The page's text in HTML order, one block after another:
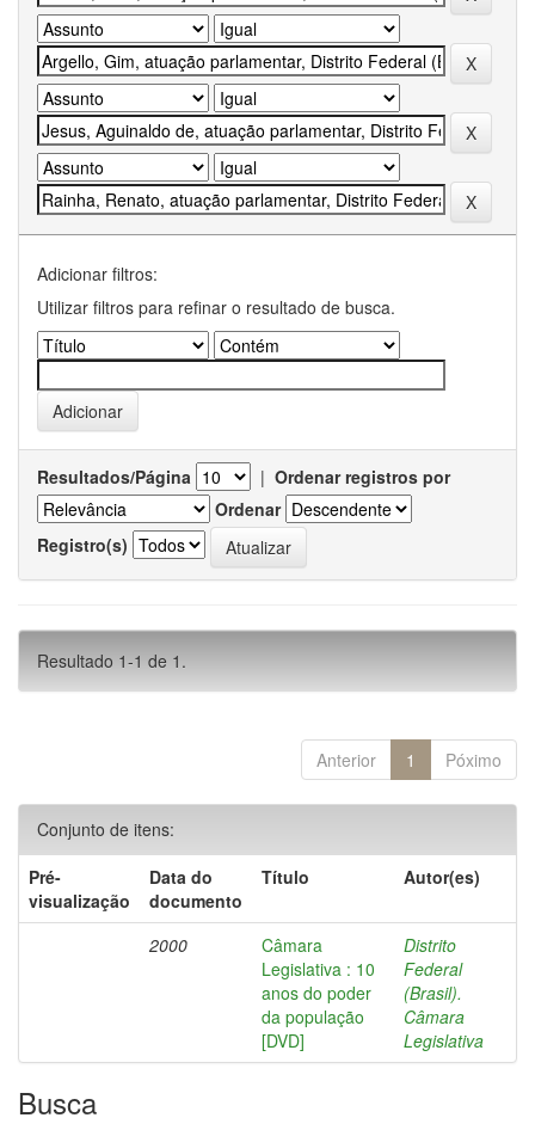
Adicionar filtros:
Utilizar filtros para refinar o resultado de busca.
Resultados/Página | Ordenar registros por
Ordenar
Registro(s)
Resultado 1-1 de 1.
Anterior 1 Póximo
Conjunto de itens:
Pré-
visualização
Data do
documento
Título Autor(es)
2000
Câmara
Legislativa : 10
anos do poder
da população
[DVD]
Distrito
Federal
(Brasil).
Câmara
Legislativa
Busca